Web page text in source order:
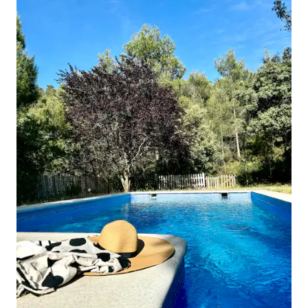
to 50% of the total cost of the stay as a
penalty, or alternatively, immediate
expulsion from the accommodation.